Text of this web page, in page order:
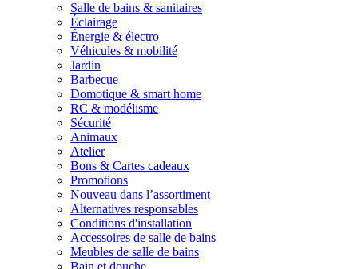
Salle de bains & sanitaires
Éclairage
Énergie & électro
Véhicules & mobilité
Jardin
Barbecue
Domotique & smart home
RC & modélisme
Sécurité
Animaux
Atelier
Bons & Cartes cadeaux
Promotions
Nouveau dans l’assortiment
Alternatives responsables
Conditions d'installation
Accessoires de salle de bains
Meubles de salle de bains
Bain et douche